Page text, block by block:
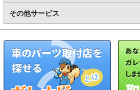
その他サービス